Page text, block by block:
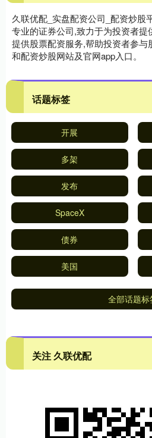
久联优配_实盘配资公司_配资炒股
专业的证券公司,致力于为投资者提
提供股票配资服务,帮助投资者参与
和配资炒股网站及官网app入口。
话题标签
开展
多架
发布
SpaceX
债券
美国
全部话题标
关注 久联优配